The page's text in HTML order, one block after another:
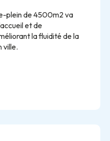
plein de 4500m2 va
et de
la fluidité de la
ville.